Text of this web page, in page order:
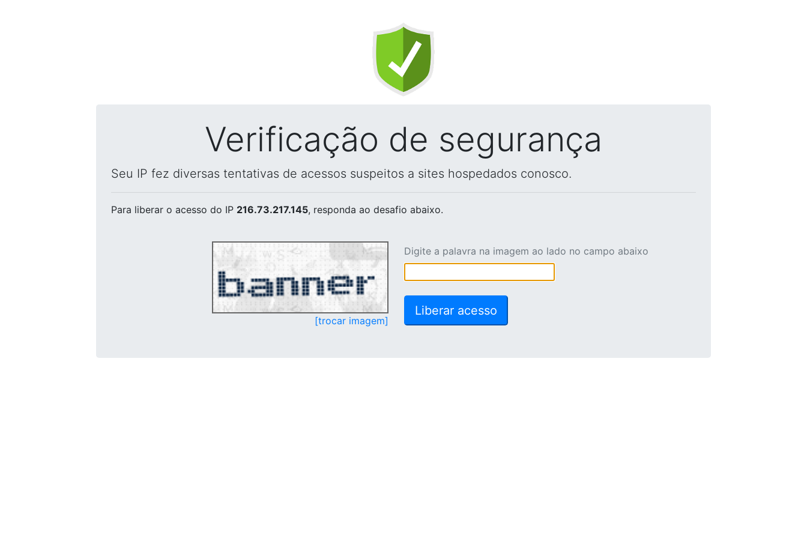
Verificação de segurança
Seu IP fez diversas tentativas de acessos suspeitos a sites hospedados conosco.
Para liberar o acesso do IP 216.73.217.145, responda ao desafio abaixo.
[trocar imagem]
Digite a palavra na imagem ao lado no campo abaixo